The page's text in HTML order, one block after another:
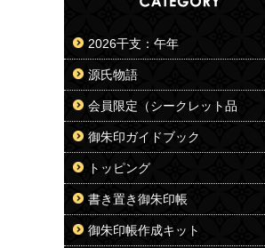
2026干支：午年
源氏物語
会員限定（シークレット品
御朱印ガイドブック
トッピング
書き置き御朱印帳
御朱印帳作成キット